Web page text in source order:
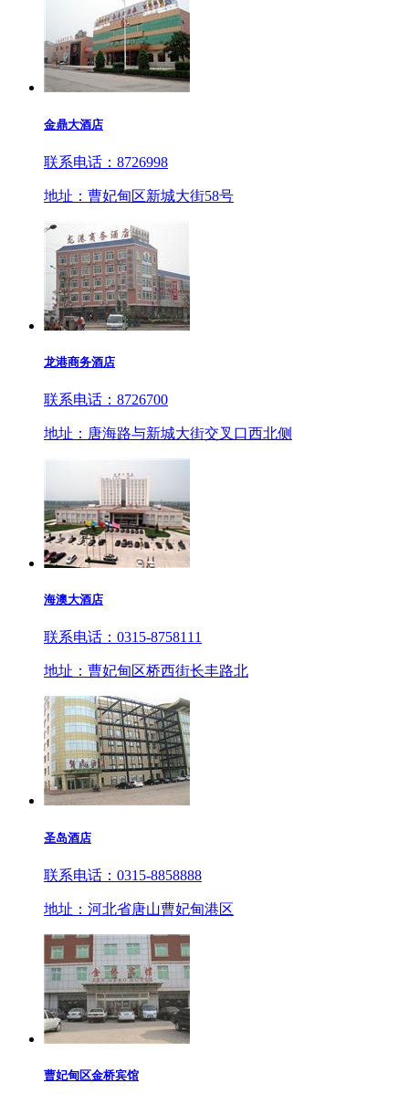
金鼎大酒店
联系电话：8726998
地址：曹妃甸区新城大街58号
龙港商务酒店
联系电话：8726700
地址：唐海路与新城大街交叉口西北侧
海澳大酒店
联系电话：0315-8758111
地址：曹妃甸区桥西街长丰路北
圣岛酒店
联系电话：0315-8858888
地址：河北省唐山曹妃甸港区
曹妃甸区金桥宾馆